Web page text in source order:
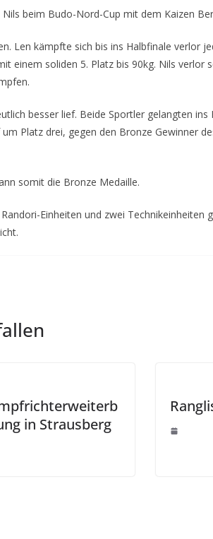
beim Budo-Nord-Cup mit dem Kaizen
Len kämpfte sich bis ins Halbfinale verlor
einem soliden 5. Platz bis 90kg. Nils verlor
besser lief. Beide Sportler gelangten ins
Platz drei, gegen den Bronze Gewinner
somit die Bronze Medaille.
Einheiten und zwei Technikeinheiten
in Strausberg